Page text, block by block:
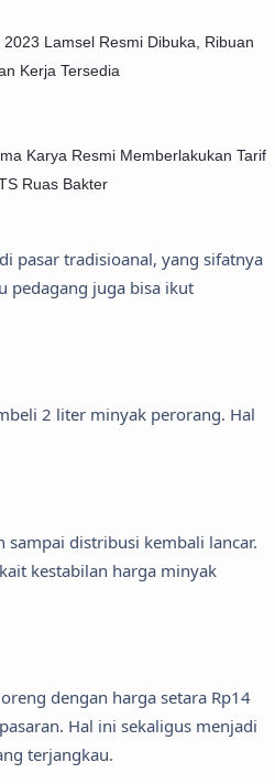
Lamsel Resmi Dibuka, Ribuan
Kerja Tersedia
Karya Resmi Memberlakukan Tarif
Ruas Bakter
pasar tradisioanal, yang sifatnya
pedagang juga bisa ikut
2 liter minyak perorang. Hal
distribusi kembali lancar.
kestabilan harga minyak
dengan harga setara Rp14
Hal ini sekaligus menjadi
terjangkau.